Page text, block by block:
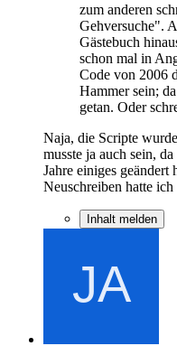
zum anderen
Gehversuche".
Gästebuch
schon mal in
Code von 2006
Hammer sein;
getan. Oder
Naja, die Scripte
musste ja auch sein,
Jahre einiges geändert
Neuschreiben hatte
Inhalt melden